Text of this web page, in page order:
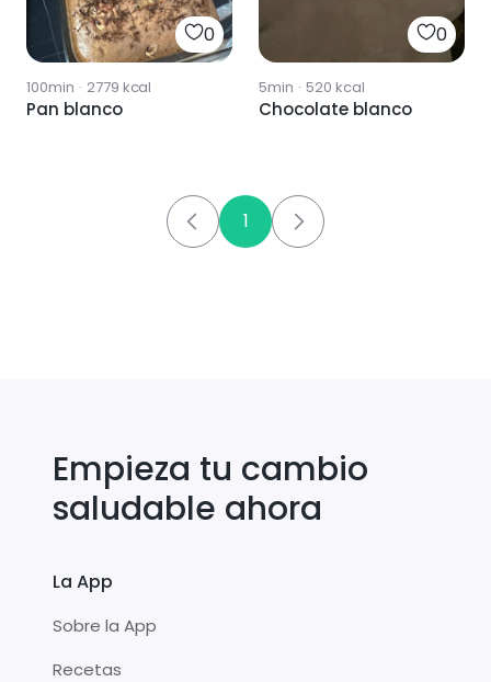
0
100min · 2779 kcal
Pan blanco
0
5min · 520 kcal
Chocolate blanco
1
Empieza tu cambio
saludable ahora
La App
Sobre la App
Recetas